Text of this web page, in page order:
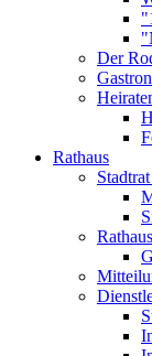
Der
Rathaus